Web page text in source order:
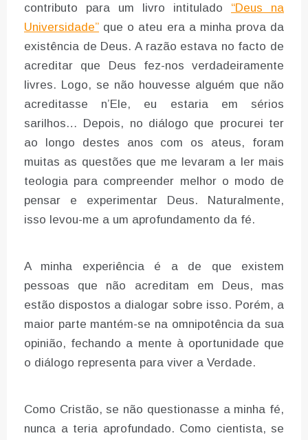
contributo para um livro intitulado “Deus na
Universidade” que o ateu era a minha prova da
existência de Deus. A razão estava no facto de
acreditar que Deus fez-nos verdadeiramente
livres. Logo, se não houvesse alguém que não
acreditasse n’Ele, eu estaria em sérios
sarilhos… Depois, no diálogo que procurei ter
ao longo destes anos com os ateus, foram
muitas as questões que me levaram a ler mais
teologia para compreender melhor o modo de
pensar e experimentar Deus. Naturalmente,
isso levou-me a um aprofundamento da fé.
A minha experiência é a de que existem
pessoas que não acreditam em Deus, mas
estão dispostos a dialogar sobre isso. Porém, a
maior parte mantém-se na omnipotência da sua
opinião, fechando a mente à oportunidade que
o diálogo representa para viver a Verdade.
Como Cristão, se não questionasse a minha fé,
nunca a teria aprofundado. Como cientista, se